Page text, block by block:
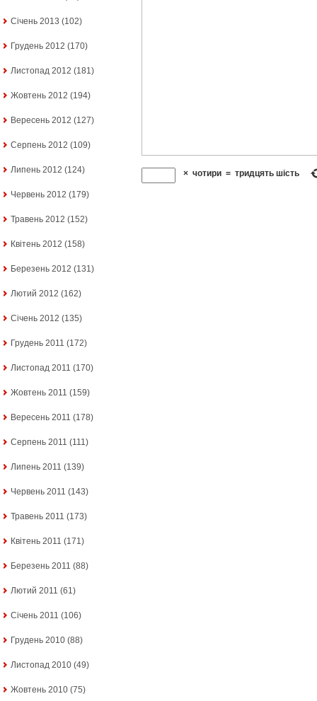
Січень 2013 (102)
Грудень 2012 (170)
Листопад 2012 (181)
Жовтень 2012 (194)
Вересень 2012 (127)
Серпень 2012 (109)
Липень 2012 (124)
Червень 2012 (179)
Травень 2012 (152)
Квітень 2012 (158)
Березень 2012 (131)
Лютий 2012 (162)
Січень 2012 (135)
Грудень 2011 (172)
Листопад 2011 (170)
Жовтень 2011 (159)
Вересень 2011 (178)
Серпень 2011 (111)
Липень 2011 (139)
Червень 2011 (143)
Травень 2011 (173)
Квітень 2011 (171)
Березень 2011 (88)
Лютий 2011 (61)
Січень 2011 (106)
Грудень 2010 (88)
Листопад 2010 (49)
Жовтень 2010 (75)
× чотири = тридцять шість